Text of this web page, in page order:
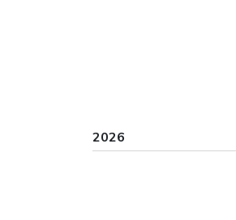
2026